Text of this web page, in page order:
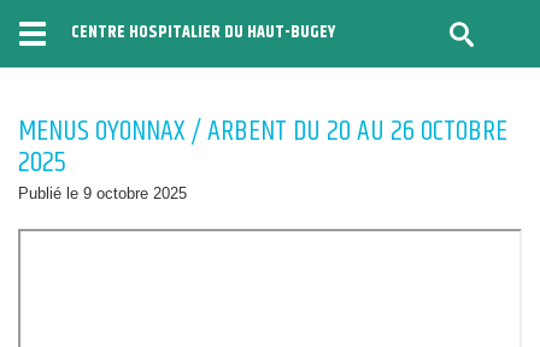
MenuCENTRE HOSPITALIER DU HAUT-BUGEY
MENUS OYONNAX / ARBENT DU 20 AU 26 OCTOBRE
2025
Publié le 9 octobre 2025